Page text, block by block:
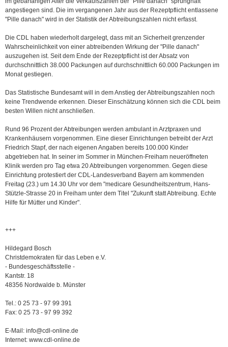
angestiegen sind. Die im vergangenen Jahr aus der Rezeptpflicht entlassene
"Pille danach" wird in der Statistik der Abtreibungszahlen nicht erfasst.
Die CDL haben wiederholt dargelegt, dass mit an Sicherheit grenzender
Wahrscheinlichkeit von einer abtreibenden Wirkung der "Pille danach"
auszugehen ist. Seit dem Ende der Rezeptpflicht ist der Absatz von
durchschnittlich 38.000 Packungen auf durchschnittlich 60.000 Packungen im
Monat gestiegen.
Das Statistische Bundesamt will in dem Anstieg der Abtreibungszahlen noch
keine Trendwende erkennen. Dieser Einschätzung können sich die CDL beim
besten Willen nicht anschließen.
Rund 96 Prozent der Abtreibungen werden ambulant in Arztpraxen und
Krankenhäusern vorgenommen. Eine dieser Einrichtungen betreibt der Arzt
Friedrich Stapf, der nach eigenen Angaben bereits 100.000 Kinder
abgetrieben hat. In seiner im Sommer in München-Freiham neueröffneten
Klinik werden pro Tag etwa 20 Abtreibungen vorgenommen. Gegen diese
Einrichtung protestiert der CDL-Landesverband Bayern am kommenden
Freitag (23.) um 14.30 Uhr vor dem "medicare Gesundheitszentrum, Hans-
Stützle-Strasse 20 in Freiham unter dem Titel "Zukunft statt Abtreibung. Echte
Hilfe für Mütter und Kinder".
+++
Hildegard Bosch
Christdemokraten für das Leben e.V.
- Bundesgeschäftsstelle -
Kantstr. 18
48356 Nordwalde b. Münster
Tel.: 0 25 73 - 97 99 391
Fax: 0 25 73 - 97 99 392
E-Mail: info@cdl-online.de
Internet: www.cdl-online.de